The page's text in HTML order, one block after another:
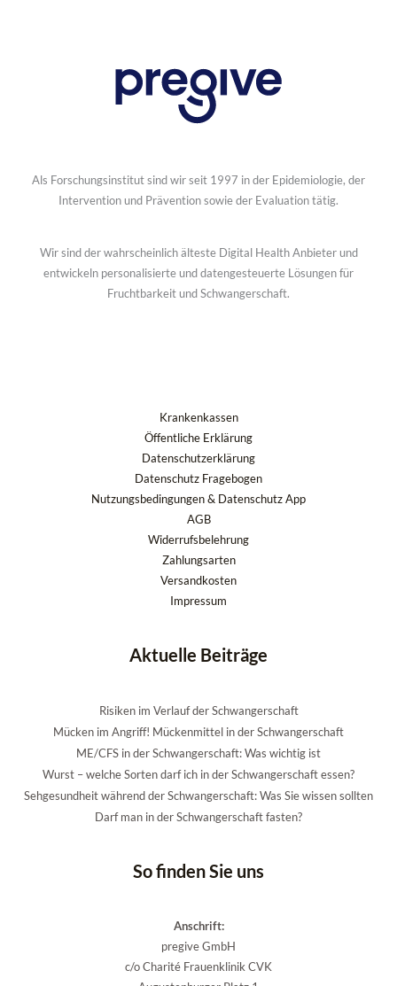
Als Forschungsinstitut sind wir seit 1997 in der Epidemiologie, der
Intervention und Prävention sowie der Evaluation tätig.
Wir sind der wahrscheinlich älteste Digital Health Anbieter und
entwickeln personalisierte und datengesteuerte Lösungen für
Fruchtbarkeit und Schwangerschaft.
Krankenkassen
Öffentliche Erklärung
Datenschutzerklärung
Datenschutz Fragebogen
Nutzungsbedingungen & Datenschutz App
AGB
Widerrufsbelehrung
Zahlungsarten
Versandkosten
Impressum
Aktuelle Beiträge
Risiken im Verlauf der Schwangerschaft
Mücken im Angriff! Mückenmittel in der Schwangerschaft
ME/CFS in der Schwangerschaft: Was wichtig ist
Wurst – welche Sorten darf ich in der Schwangerschaft essen?
Sehgesundheit während der Schwangerschaft: Was Sie wissen sollten
Darf man in der Schwangerschaft fasten?
So finden Sie uns
Anschrift:
pregive GmbH
c/o Charité Frauenklinik CVK